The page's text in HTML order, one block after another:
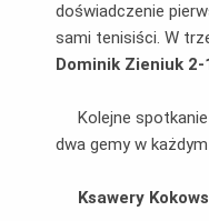
doświadczenie
sami tenisiści. W
Dominik Zieniuk
Kolejne spotkanie
dwa gemy w
Ksawery